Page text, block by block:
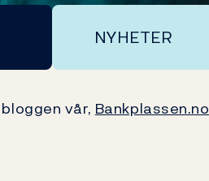
NYHETER
vår, Bankplassen.no